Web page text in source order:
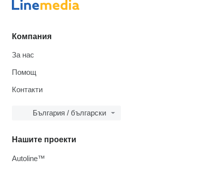
Компания
За нас
Помощ
Контакти
България / български
Нашите проекти
Autoline™